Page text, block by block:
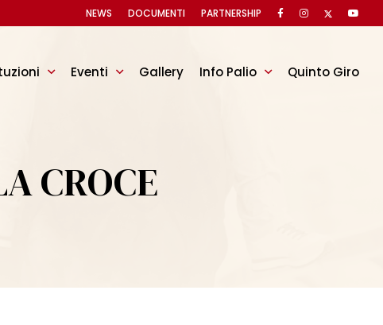
Eventi Gallery Info Palio Quinto Giro
NEWS DOCUMENTI PARTNERSHIP
CROCE